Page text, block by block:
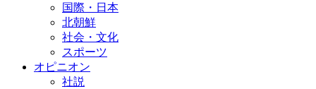
国際・日本
北朝鮮
社会・文化
スポーツ
オピニオン
社説